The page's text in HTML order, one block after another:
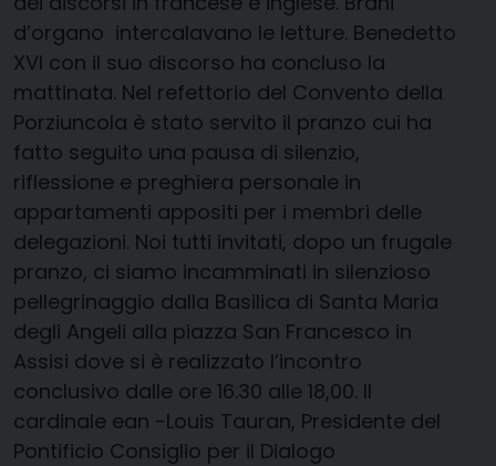
d’organo intercalavano le letture. Benedetto
XVI con il suo discorso ha concluso la
mattinata. Nel refettorio del Convento della
Porziuncola è stato servito il pranzo cui ha
fatto seguito una pausa di silenzio,
riflessione e preghiera personale in
appartamenti appositi per i membri delle
delegazioni. Noi tutti invitati, dopo un frugale
pranzo, ci siamo incamminati in silenzioso
pellegrinaggio dalla Basilica di Santa Maria
degli Angeli alla piazza San Francesco in
Assisi dove si è realizzato l’incontro
conclusivo dalle ore 16.30 alle 18,00. Il
cardinale ean -Louis Tauran, Presidente del
Pontificio Consiglio per il Dialogo